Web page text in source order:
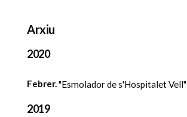
Arxiu
2020
Febrer."Esmolador de s'Hospitalet Vell"
2019